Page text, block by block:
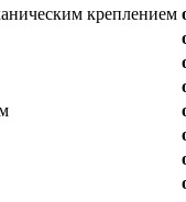
креплением